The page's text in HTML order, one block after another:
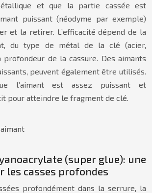
et que la partie cassée est
puissant (néodyme par exemple)
et la retirer. L’efficacité dépend de la
du type de métal de la clé (acier,
de la cassure. Des aimants
peuvent également être utilisés.
l’aimant est assez puissant et
pour atteindre le fragment de clé.
(super glue): une
les casses profondes
profondément dans la serrure, la